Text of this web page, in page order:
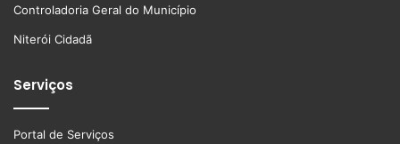
Controladoria Geral do Município
Niterói Cidadã
Serviços
Portal de Serviços